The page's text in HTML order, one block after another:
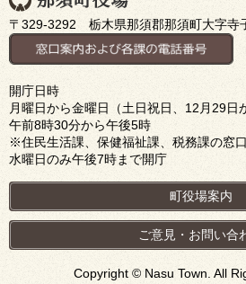
〒329-3292 栃木県那須郡那須町大字寺
開庁日時
月曜日から金曜日（土日祝日、12月29日
午前8時30分から午後5時
※住民生活課、保健福祉課、税務課の窓口
水曜日のみ午後7時まで開庁
町役場案内
ご意見・お問い合
Copyright © Nasu Town. All